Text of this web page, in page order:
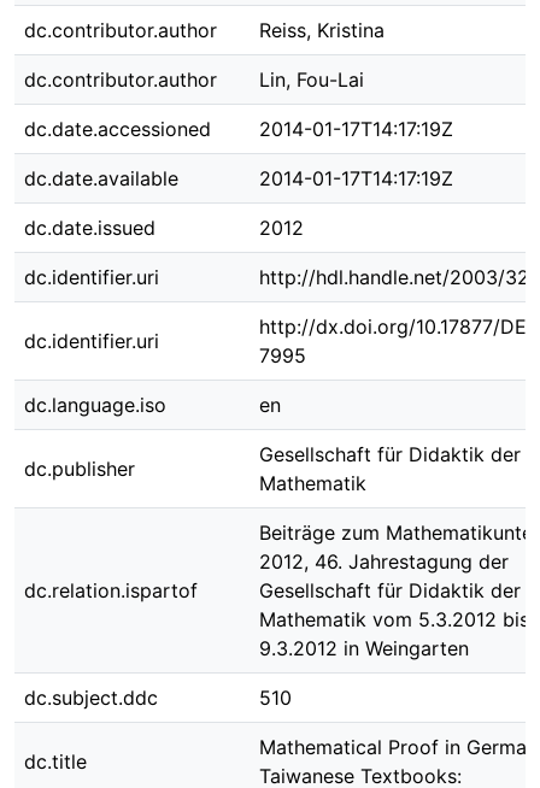
dc.contributor.author Reiss, Kristina
dc.contributor.author Lin, Fou-Lai
dc.date.accessioned 2014-01-17T14:17:19Z
dc.date.available 2014-01-17T14:17:19Z
dc.date.issued 2012
dc.identifier.uri http://hdl.handle.net/2003/
dc.identifier.uri
http://dx.doi.org/10.17877/
7995
dc.language.iso en
dc.publisher
Gesellschaft für Didaktik der
Mathematik
dc.relation.ispartof
Beiträge zum
2012, 46. Jahrestagung der
Gesellschaft für Didaktik der
Mathematik vom 5.3.2012 bis
9.3.2012 in Weingarten
dc.subject.ddc 510
dc.title
Mathematical Proof in
Taiwanese Textbooks: